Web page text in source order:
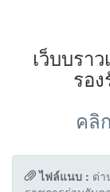
เว็บบรา
รอ
คลิ
ไฟล์แนบ : ด่า